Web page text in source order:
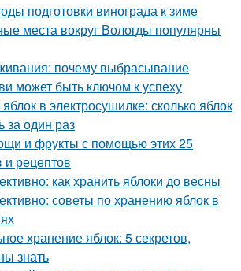
подготовки винограда к зиме
места вокруг Вологды популярны
почему выбрасывание
может быть ключом к успеху
в электросушилке: сколько яблок
за один раз
и фрукты с помощью этих 25
и рецептов
как хранить яблоки до весны
советы по хранению яблок в
хранение яблок: 5 секретов,
знать